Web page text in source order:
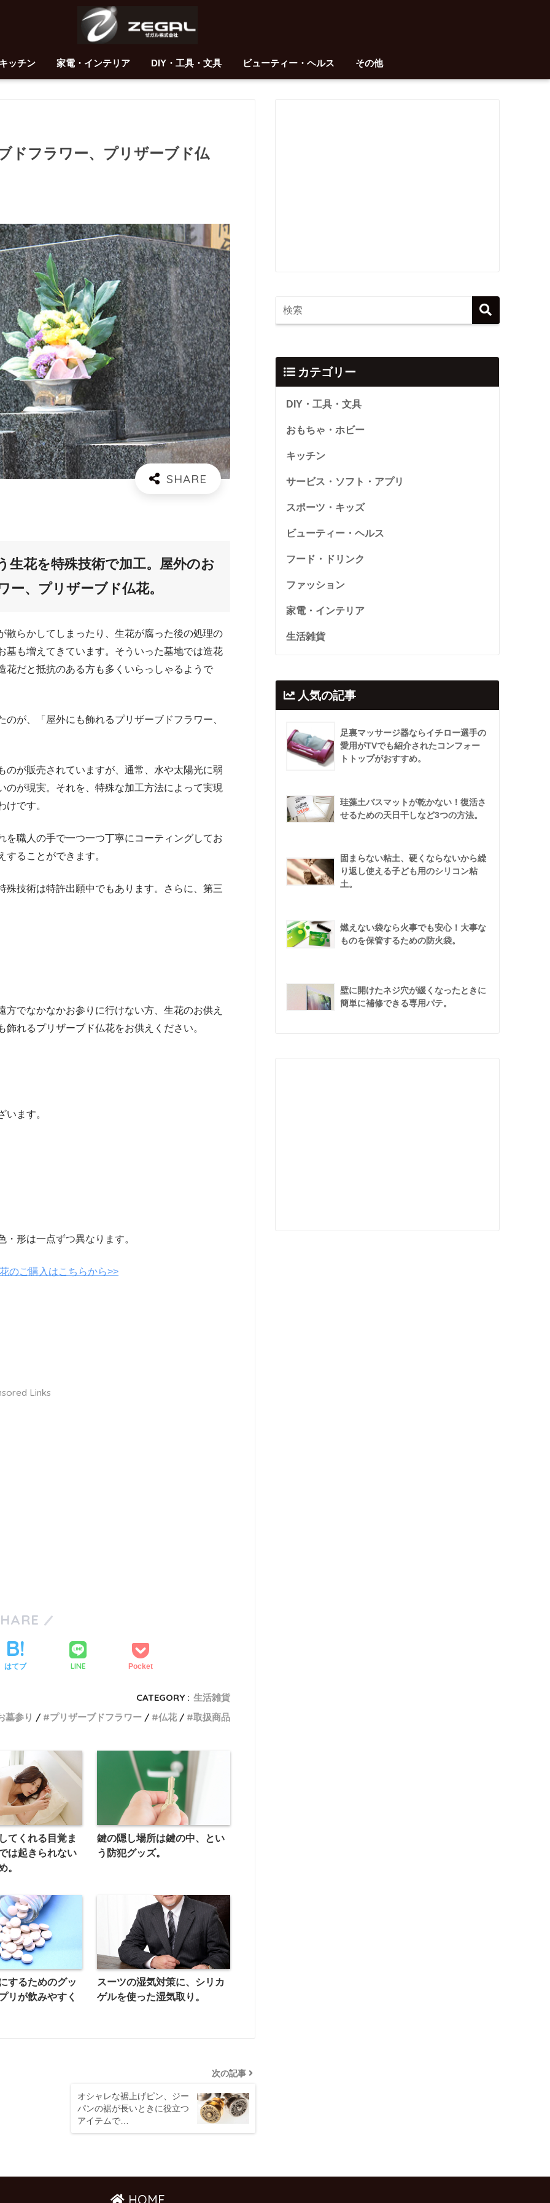
ッチン 家電・インテリア DIY・工具・文具 ビューティー・ヘルス その他
ドフラワー、プリザーブド仏
生花を特殊技術で加工。屋外のお
、プリザーブド仏花。
散らかしてしまったり、生花が腐った後の処理の
墓も増えてきています。そういった墓地では造花
花だと抵抗のある方も多くいらっしゃるようで
が、「屋外にも飾れるプリザーブドフラワー、
が販売されていますが、通常、水や太陽光に弱
が現実。それを、特殊な加工方法によって実現
です。
職人の手で一つ一つ丁寧にコーティングしてお
ることができます。
技術は特許出願中でもあります。さらに、第三
でなかなかお参りに行けない方、生花のお供え
れるプリザーブド仏花をお供えください。
ます。
形は一点ずつ異なります。
のご購入はこちらから>>
Links
はてブ LINE Pocket
CATEGORY : 生活雑貨
墓参り
プリザーブドフラワー 仏花 取扱商品
てくれる目覚ま
は起きられない
。
鍵の隠し場所は鍵の中、とい
う防犯グッズ。
するためのグッ
リが飲みやすく
スーツの湿気対策に、シリカ
ゲルを使った湿気取り。
次の記事
オシャレな裾上げピン、ジー
パンの裾が長いときに役立つ
アイテムで…
カテゴリー
DIY・工具・文具
おもちゃ・ホビー
キッチン
サービス・ソフト・アプリ
スポーツ・キッズ
ビューティー・ヘルス
フード・ドリンク
ファッション
家電・インテリア
生活雑貨
人気の記事
足裏マッサージ器ならイチロー選手の
愛用がTVでも紹介されたコンフォー
トトップがおすすめ。
珪藻土バスマットが乾かない！復活さ
せるための天日干しなど3つの方法。
固まらない粘土、硬くならないから繰
り返し使える子ども用のシリコン粘
土。
燃えない袋なら火事でも安心！大事な
ものを保管するための防火袋。
壁に開けたネジ穴が緩くなったときに
簡単に補修できる専用パテ。
HOME